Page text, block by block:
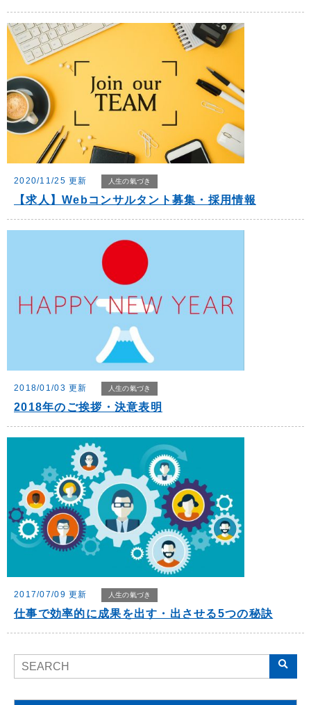
2020/11/25 更新 人生の氣づき
【求人】Webコンサルタント募集・採用情報
2018/01/03 更新 人生の氣づき
2018年のご挨拶・決意表明
2017/07/09 更新 人生の氣づき
仕事で効率的に成果を出す・出させる5つの秘訣